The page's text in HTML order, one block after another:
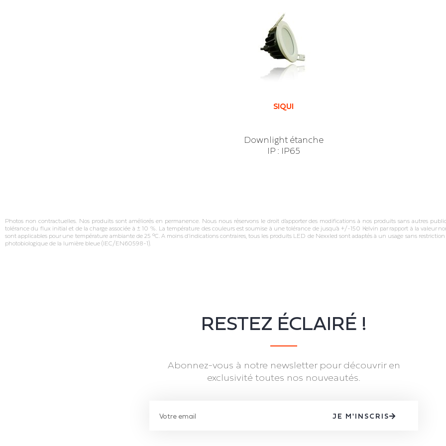
SIQUI
Downlight étanche
IP : IP65
Photos non contractuelles. Nos produits sont améliorés en permanence. Nous nous réservons le droit d’apporter des modifications à nos produits sans autres
tolérance du flux initial et de la charge associée à ± 10 %. La température des couleurs est soumise à une tolérance de jusqu’à +/‐150 Kelvin par rapport à la valeur
sont applicables pour une température ambiante de 25 °C. A moins d’indications contraires, tous les produits LED de Nexxled sont adaptés à un usage sans
photobiologique de la lumière bleue (IEC/EN60598‐1).
RESTEZ ÉCLAIRÉ !
Abonnez-vous à notre newsletter pour découvrir en
exclusivité toutes nos nouveautés.
JE M'INSCRIS